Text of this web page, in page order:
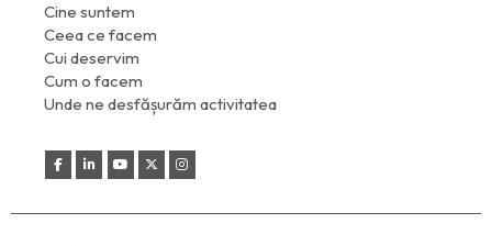
Cine suntem
Ceea ce facem
Cui deservim
Cum o facem
Unde ne desfășurăm activitatea